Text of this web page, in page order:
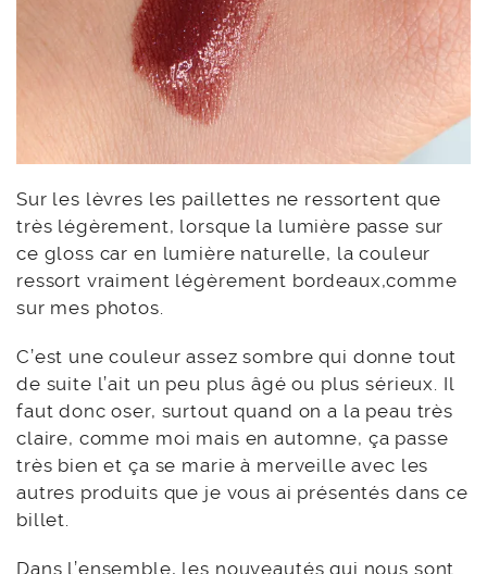
Sur les lèvres les paillettes ne ressortent que
très légèrement, lorsque la lumière passe sur
ce gloss car en lumière naturelle, la couleur
ressort vraiment légèrement bordeaux,comme
sur mes photos.
C’est une couleur assez sombre qui donne tout
de suite l’ait un peu plus âgé ou plus sérieux. Il
faut donc oser, surtout quand on a la peau très
claire, comme moi mais en automne, ça passe
très bien et ça se marie à merveille avec les
autres produits que je vous ai présentés dans ce
billet.
Dans l’ensemble, les nouveautés qui nous sont